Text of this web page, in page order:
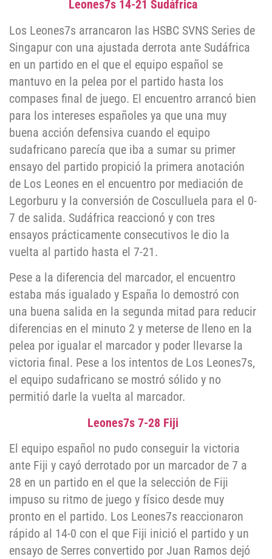
Leones7s 14-21 Sudáfrica
Los Leones7s arrancaron las HSBC SVNS Series de
Singapur con una ajustada derrota ante Sudáfrica
en un partido en el que el equipo español se
mantuvo en la pelea por el partido hasta los
compases final de juego. El encuentro arrancó bien
para los intereses españoles ya que una muy
buena acción defensiva cuando el equipo
sudafricano parecía que iba a sumar su primer
ensayo del partido propició la primera anotación
de Los Leones en el encuentro por mediación de
Legorburu y la conversión de Cosculluela para el 0-
7 de salida. Sudáfrica reaccionó y con tres
ensayos prácticamente consecutivos le dio la
vuelta al partido hasta el 7-21.
Pese a la diferencia del marcador, el encuentro
estaba más igualado y España lo demostró con
una buena salida en la segunda mitad para reducir
diferencias en el minuto 2 y meterse de lleno en la
pelea por igualar el marcador y poder llevarse la
victoria final. Pese a los intentos de Los Leones7s,
el equipo sudafricano se mostró sólido y no
permitió darle la vuelta al marcador.
Leones7s 7-28 Fiji
El equipo español no pudo conseguir la victoria
ante Fiji y cayó derrotado por un marcador de 7 a
28 en un partido en el que la selección de Fiji
impuso su ritmo de juego y físico desde muy
pronto en el partido. Los Leones7s reaccionaron
rápido al 14-0 con el que Fiji inició el partido y un
ensayo de Serres convertido por Juan Ramos dejó